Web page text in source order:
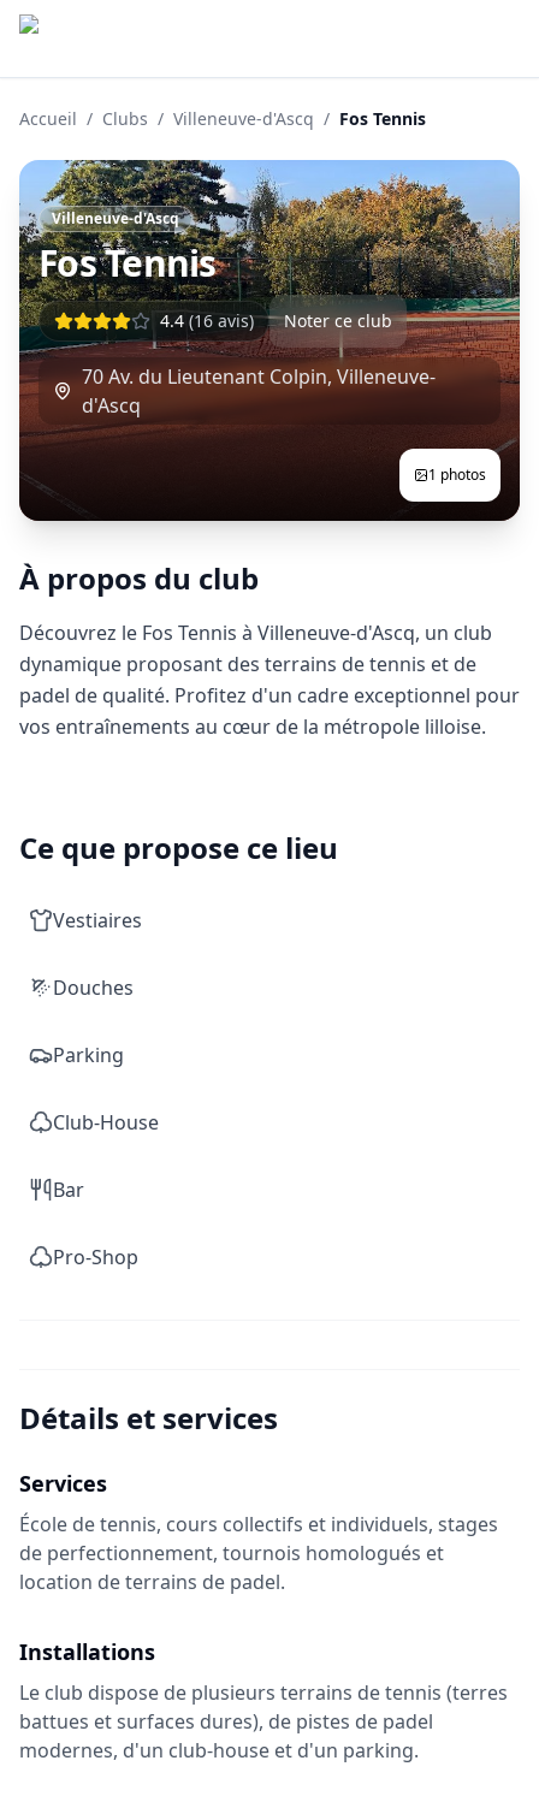
Accueil / Clubs / Villeneuve-d'Ascq / Fos Tennis
Villeneuve-d'Ascq
Fos Tennis
4.4 (16 avis) Noter ce club
70 Av. du Lieutenant Colpin, Villeneuve-
d'Ascq
1 photos
À propos du club
Découvrez le Fos Tennis à Villeneuve-d'Ascq, un club
dynamique proposant des terrains de tennis et de
padel de qualité. Profitez d'un cadre exceptionnel pour
vos entraînements au cœur de la métropole lilloise.
Ce que propose ce lieu
Vestiaires
Douches
Parking
Club-House
Bar
Pro-Shop
Détails et services
Services
École de tennis, cours collectifs et individuels, stages
de perfectionnement, tournois homologués et
location de terrains de padel.
Installations
Le club dispose de plusieurs terrains de tennis (terres
battues et surfaces dures), de pistes de padel
modernes, d'un club-house et d'un parking.